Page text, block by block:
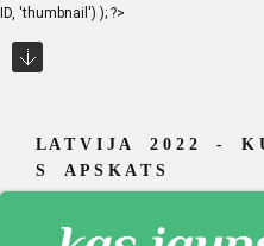
ID, 'thumbnail') ); ?>
L A T V I J A 2 0 2 2 - K
S A P S K A T S